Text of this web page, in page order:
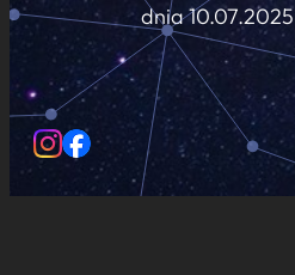
dnia 10.07.2025